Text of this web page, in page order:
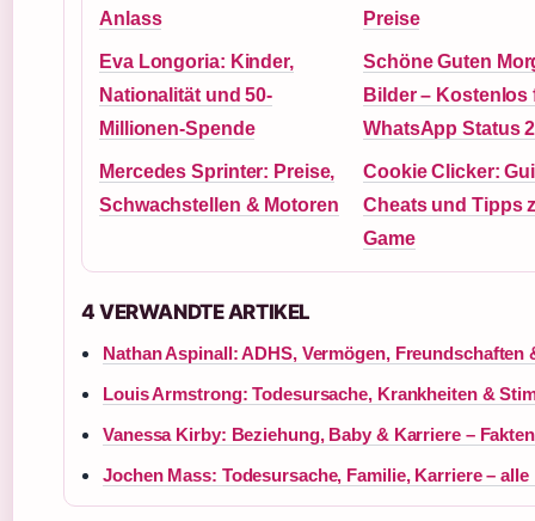
Anlass
Preise
Eva Longoria: Kinder,
Nationalität und 50-
Millionen-Spende
Schöne Guten
Bilder – Kostenlos
WhatsApp Status
Mercedes Sprinter: Preise,
Schwachstellen & Motoren
Cookie Clicker:
Cheats und Tipps
Game
4 VERWANDTE ARTIKEL
Nathan Aspinall: ADHS, Vermögen, Freundschaften
Louis Armstrong: Todesursache, Krankheiten &
Vanessa Kirby: Beziehung, Baby & Karriere – Fakten
Jochen Mass: Todesursache, Familie, Karriere – alle